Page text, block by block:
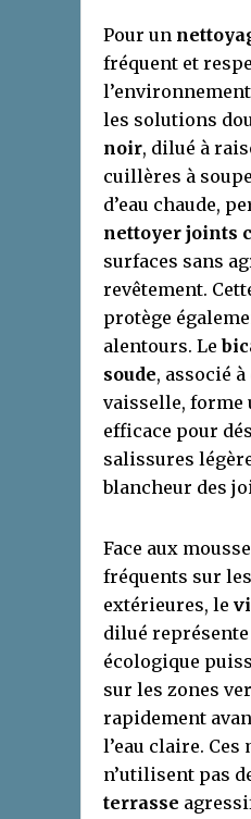
Pour un
fréquent et
les solutions
noir, dilué à
cuillères à
d’eau chaude,
nettoyer joints
surfaces sans
revêtement.
protège
alentours. Le
soude, associé
vaisselle, forme
efficace pour
salissures
blancheur des
Face aux
fréquents sur
extérieures, le
dilué
écologique
sur les zones
rapidement
l’eau claire. Ces
n’utilisent pas
terrasse